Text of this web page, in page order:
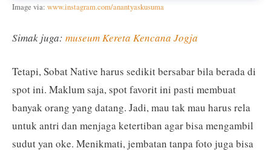
Image via: www.instagram.com/anantyaskusuma
Simak juga: museum Kereta Kencana Jogja
Tetapi, Sobat Native harus sedikit bersabar bila berada di
spot ini. Maklum saja, spot favorit ini pasti membuat
banyak orang yang datang. Jadi, mau tak mau harus rela
untuk antri dan menjaga ketertiban agar bisa mengambil
sudut yan oke. Menikmati, jembatan tanpa foto juga bisa